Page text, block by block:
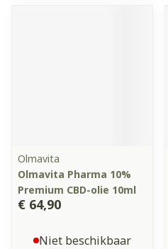
Olmavita
Olmavita Pharma 10%
Premium CBD-olie 10ml
€ 64,90
Niet beschikbaar